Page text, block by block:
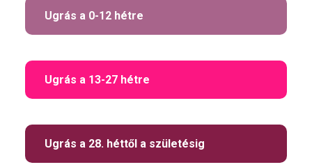
Ugrás a 0-12 hétre
Ugrás a 13-27 hétre
Ugrás a 28. héttől a születésig